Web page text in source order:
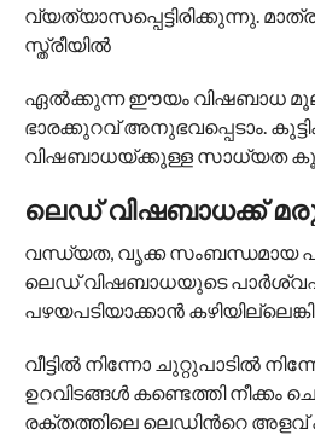
വ്യത്യാസപ്പെട്ടിരിക്കുന്നു.
സ്ത്രീയിൽ
ഏൽക്കുന്ന ഈയം വിഷബാധ
ഭാരക്കുറവ് അനുഭവപ്പെടാം.
വിഷബാധയ്ക്കുള്ള സാധ്യത
ലെഡ് വിഷബാധക്ക്
വന്ധ്യത, വൃക്ക സംബന്ധമായ
ലെഡ് വിഷബാധയുടെ
പഴയപടിയാക്കാൻ
വീട്ടിൽ നിന്നോ ചുറ്റുപാടിൽ
ഉറവിടങ്ങൾ കണ്ടെത്തി നീക്കം
രക്തത്തിലെ ലെഡിന്‍റെ അളവ്